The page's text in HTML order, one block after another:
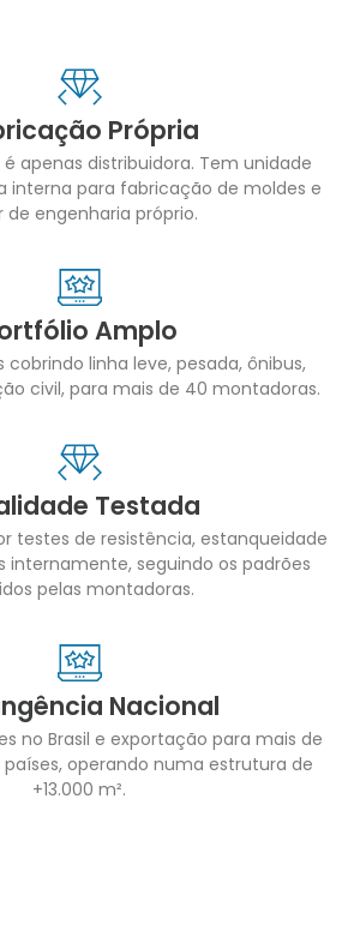
Própria
é apenas distribuidora. Tem unidade
interna para fabricação de moldes e
de engenharia próprio.
Amplo
cobrindo linha leve, pesada, ônibus,
civil, para mais de 40 montadoras.
Testada
testes de resistência, estanqueidade
internamente, seguindo os padrões
pelas montadoras.
Nacional
no Brasil e exportação para mais de
países, operando numa estrutura de
+13.000 m².